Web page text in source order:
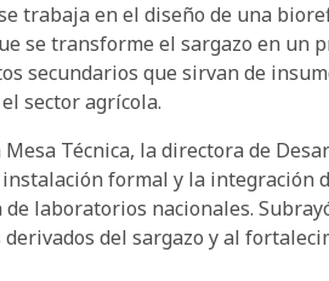
trabaja en el diseño de una
se transforme el sargazo en un
secundarios que sirvan de
sector agrícola.
Técnica, la directora de
formal y la integración
laboratorios nacionales.
del sargazo y al